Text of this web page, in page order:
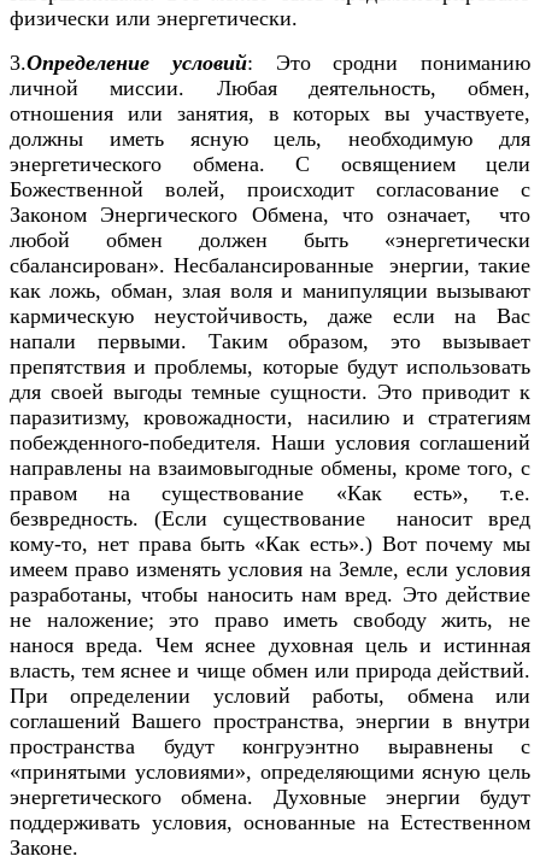
физически или энергетически.
3.Определение условий: Это сродни пониманию
личной миссии. Любая деятельность, обмен,
отношения или занятия, в которых вы участвуете,
должны иметь ясную цель, необходимую для
энергетического обмена. С освящением цели
Божественной волей, происходит согласование с
Законом Энергического Обмена, что означает, что
любой обмен должен быть «энергетически
сбалансирован». Несбалансированные энергии, такие
как ложь, обман, злая воля и манипуляции вызывают
кармическую неустойчивость, даже если на Вас
напали первыми. Таким образом, это вызывает
препятствия и проблемы, которые будут использовать
для своей выгоды темные сущности. Это приводит к
паразитизму, кровожадности, насилию и стратегиям
побежденного-победителя. Наши условия соглашений
направлены на взаимовыгодные обмены, кроме того, с
правом на существование «Как есть», т.е.
безвредность. (Если существование наносит вред
кому-то, нет права быть «Как есть».) Вот почему мы
имеем право изменять условия на Земле, если условия
разработаны, чтобы наносить нам вред. Это действие
не наложение; это право иметь свободу жить, не
нанося вреда. Чем яснее духовная цель и истинная
власть, тем яснее и чище обмен или природа действий.
При определении условий работы, обмена или
соглашений Вашего пространства, энергии в внутри
пространства будут конгруэнтно выравнены с
«принятыми условиями», определяющими ясную цель
энергетического обмена. Духовные энергии будут
поддерживать условия, основанные на Естественном
Законе.